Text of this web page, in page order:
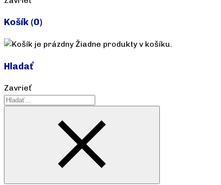
Košík (0)
Žiadne produkty v košíku.
Hladať
Zavrieť